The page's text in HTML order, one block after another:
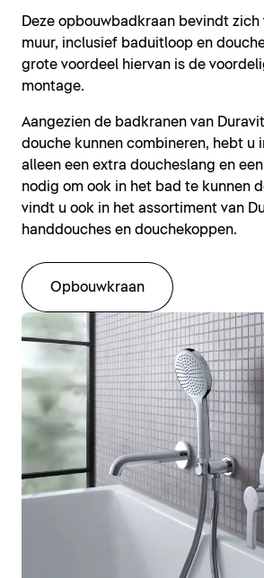
Deze opbouwbadkraan bevindt
muur, inclusief baduitloop en
grote voordeel hiervan is de
montage.
Aangezien de badkranen van
douche kunnen combineren, hebt u
alleen een extra doucheslang en
nodig om ook in het bad te kunnen
vindt u ook in het assortiment van
handdouches en douchekoppen.
Opbouwkraan